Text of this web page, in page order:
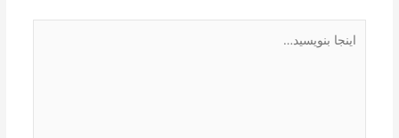
بنویسید…